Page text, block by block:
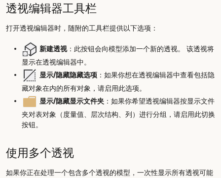
透视编辑器工具栏
打开透视编辑器时，随附的工具栏提供以下选项：
新建透视：此按钮会向模型添加一个新的透视。 该透视将
显示在透视编辑器中。
显示/隐藏隐藏选项 ：如果你想在透视编辑器中查看包括隐
藏对象在内的所有对象，请启用此选项。
显示/隐藏显示文件夹 ：如果你希望透视编辑器按显示文件
夹对表对象（度量值、层次结构、列）进行分组，请启用此切换
按钮。
使用多个透视
如果你正在处理一个包含多个透视的模型，一次性显示所有透视可能